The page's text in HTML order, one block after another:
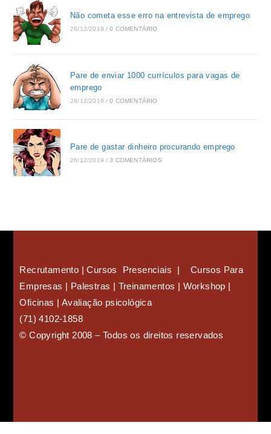
Não cometa esse erro na entrevista de emprego
26/12/2019 / 0 COMENTÁRIO
Pare de enviar 1000 currículos para vagas de
emprego
26/12/2019 / 0 COMENTÁRIO
Pare de gastar dinheiro procurando emprego
26/12/2019 / 3 COMENTÁRIOS
Recrutamento | Cursos Presenciais | Cursos Para
Empresas | Palestras | Treinamentos | Workshop |
Oficinas | Avaliação psicológica
(71) 4102-1858
©Copyright 2008–Todos os direitos reservados